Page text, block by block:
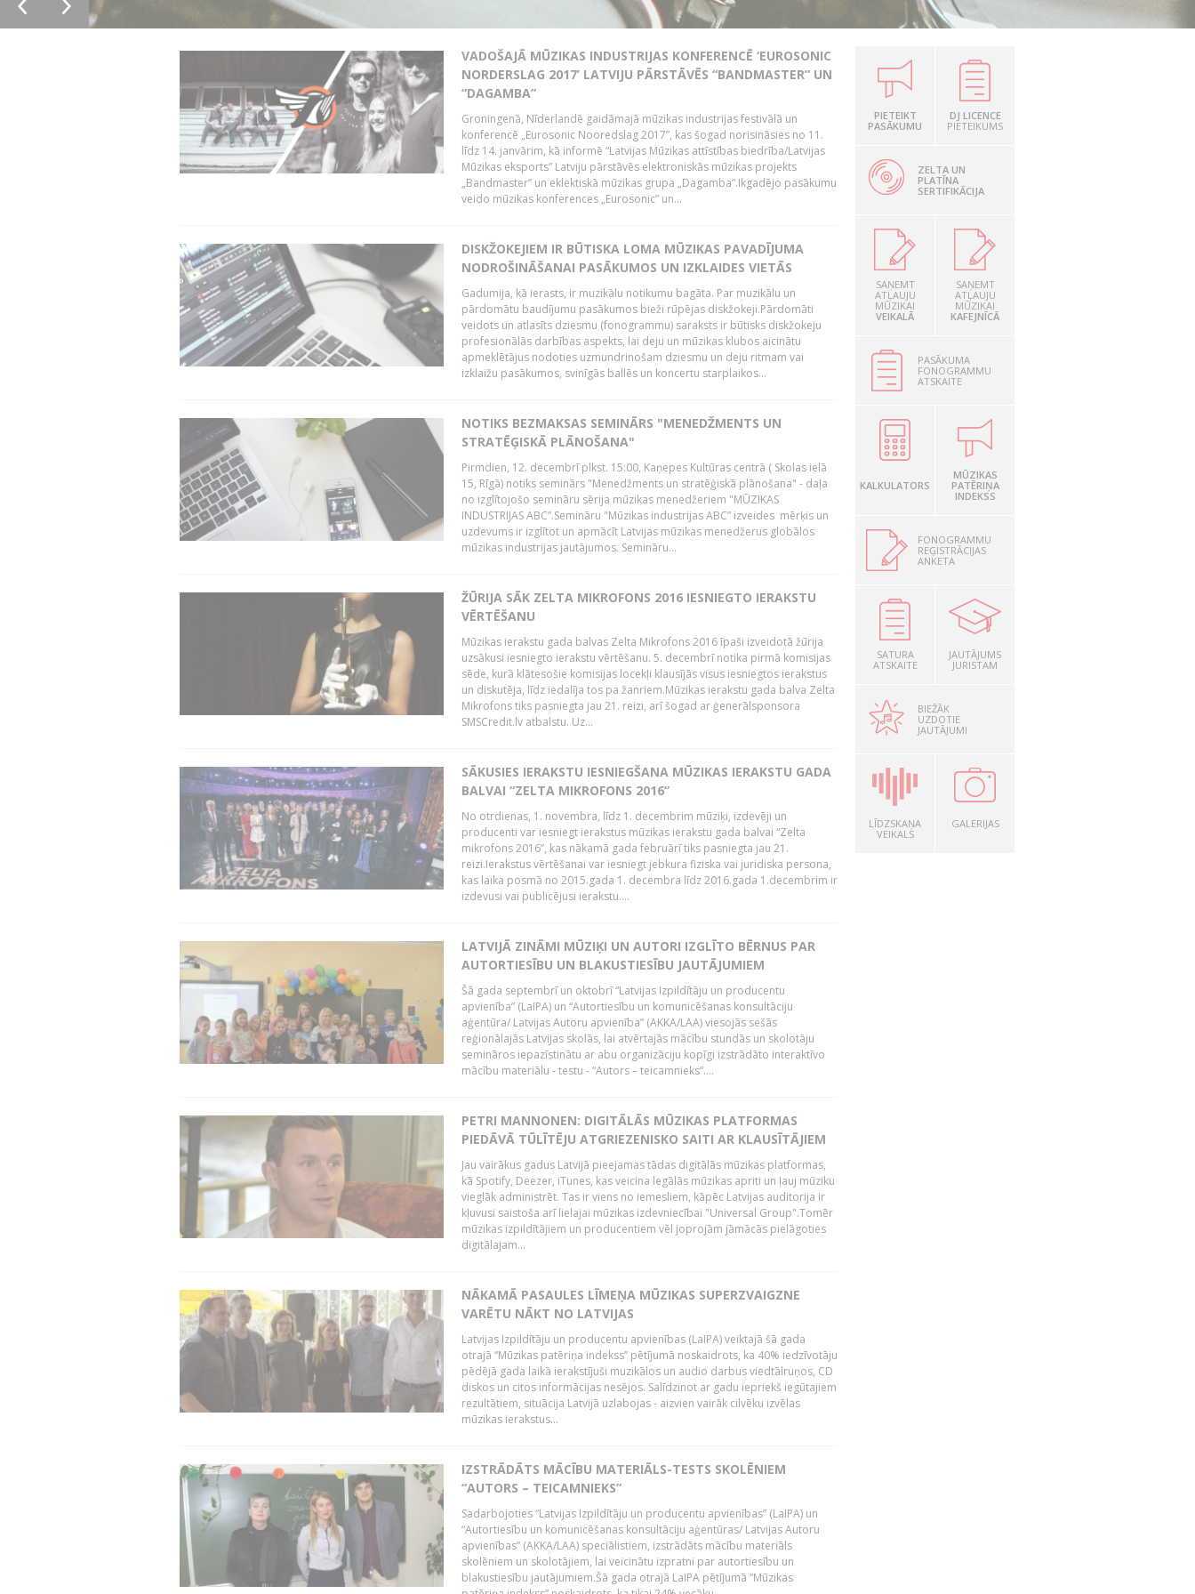
VADOŠAJĀ MŪZIKAS INDUSTRIJAS KONFERENCĒ ‘EUROSONIC
NORDERSLAG 2017’ LATVIJU PĀRSTĀVĒS “BANDMASTER” UN
“DAGAMBA”
Groningenā, Nīderlandē gaidāmajā mūzikas industrijas festivālā un
konferencē „Eurosonic Nooredslag 2017”, kas šogad norisināsies no 11.
līdz 14. janvārim, kā informē “Latvijas Mūzikas attīstības biedrība/Latvijas
Mūzikas eksports” Latviju pārstāvēs elektroniskās mūzikas projekts
„Bandmaster” un eklektiskā mūzikas grupa „Dagamba”.Ikgadējo pasākumu
veido mūzikas konferences „Eurosonic” un...
DISKŽOKEJIEM IR BŪTISKA LOMA MŪZIKAS PAVADĪJUMA
NODROŠINĀŠANAI PASĀKUMOS UN IZKLAIDES VIETĀS
Gadumija, kā ierasts, ir muzikālu notikumu bagāta. Par muzikālu un
pārdomātu baudījumu pasākumos bieži rūpējas diskžokeji.Pārdomāti
veidots un atlasīts dziesmu (fonogrammu) saraksts ir būtisks diskžokeju
profesionālās darbības aspekts, lai deju un mūzikas klubos aicinātu
apmeklētājus nodoties uzmundrinošam dziesmu un deju ritmam vai
izklaižu pasākumos, svinīgās ballēs un koncertu starplaikos...
NOTIKS BEZMAKSAS SEMINĀRS "MENEDŽMENTS UN
STRATĒĢISKĀ PLĀNOŠANA"
Pirmdien, 12. decembrī plkst. 15:00, Kaņepes Kultūras centrā ( Skolas ielā
15, Rīgā) notiks seminārs "Menedžments un stratēģiskā plānošana" - daļa
no izglītojošo semināru sērija mūzikas menedžeriem "MŪZIKAS
INDUSTRIJAS ABC”.Semināru "Mūzikas industrijas ABC” izveides mērķis un
uzdevums ir izglītot un apmācīt Latvijas mūzikas menedžerus globālos
mūzikas industrijas jautājumos. Semināru...
ŽŪRIJA SĀK ZELTA MIKROFONS 2016 IESNIEGTO IERAKSTU
VĒRTĒŠANU
Mūzikas ierakstu gada balvas Zelta Mikrofons 2016 īpaši izveidotā žūrija
uzsākusi iesniegto ierakstu vērtēšanu. 5. decembrī notika pirmā komisijas
sēde, kurā klātesošie komisijas locekļi klausījās visus iesniegtos ierakstus
un diskutēja, līdz iedalīja tos pa žanriem.Mūzikas ierakstu gada balva Zelta
Mikrofons tiks pasniegta jau 21. reizi, arī šogad ar ģenerālsponsora
SMSCredit.lv atbalstu. Uz...
SĀKUSIES IERAKSTU IESNIEGŠANA MŪZIKAS IERAKSTU GADA
BALVAI “ZELTA MIKROFONS 2016”
No otrdienas, 1. novembra, līdz 1. decembrim mūziķi, izdevēji un
producenti var iesniegt ierakstus mūzikas ierakstu gada balvai “Zelta
mikrofons 2016”, kas nākamā gada februārī tiks pasniegta jau 21.
reizi.Ierakstus vērtēšanai var iesniegt jebkura fiziska vai juridiska persona,
kas laika posmā no 2015.gada 1. decembra līdz 2016.gada 1.decembrim ir
izdevusi vai publicējusi ierakstu....
LATVIJĀ ZINĀMI MŪZIĶI UN AUTORI IZGLĪTO BĒRNUS PAR
AUTORTIESĪBU UN BLAKUSTIESĪBU JAUTĀJUMIEM
Šā gada septembrī un oktobrī “Latvijas Izpildītāju un producentu
apvienība” (LaIPA) un “Autortiesību un komunicēšanas konsultāciju
aģentūra/ Latvijas Autoru apvienība” (AKKA/LAA) viesojās sešās
reģionālajās Latvijas skolās, lai atvērtajās mācību stundās un skolotāju
semināros iepazīstinātu ar abu organizāciju kopīgi izstrādāto interaktīvo
mācību materiālu - testu - “Autors – teicamnieks”....
PETRI MANNONEN: DIGITĀLĀS MŪZIKAS PLATFORMAS
PIEDĀVĀ TŪLĪTĒJU ATGRIEZENISKO SAITI AR KLAUSĪTĀJIEM
Jau vairākus gadus Latvijā pieejamas tādas digitālās mūzikas platformas,
kā Spotify, Deezer, iTunes, kas veicina legālās mūzikas apriti un ļauj mūziku
vieglāk administrēt. Tas ir viens no iemesliem, kāpēc Latvijas auditorija ir
kļuvusi saistoša arī lielajai mūzikas izdevniecībai "Universal Group".Tomēr
mūzikas izpildītājiem un producentiem vēl joprojām jāmācās pielāgoties
digitālajam...
NĀKAMĀ PASAULES LĪMEŅA MŪZIKAS SUPERZVAIGZNE
VARĒTU NĀKT NO LATVIJAS
Latvijas Izpildītāju un producentu apvienības (LaIPA) veiktajā šā gada
otrajā “Mūzikas patēriņa indekss” pētījumā noskaidrots, ka 40% iedzīvotāju
pēdējā gada laikā ierakstījuši muzikālos un audio darbus viedtālruņos, CD
diskos un citos informācijas nesējos. Salīdzinot ar gadu iepriekš iegūtajiem
rezultātiem, situācija Latvijā uzlabojas - aizvien vairāk cilvēku izvēlas
mūzikas ierakstus...
IZSTRĀDĀTS MĀCĪBU MATERIĀLS-TESTS SKOLĒNIEM
“AUTORS – TEICAMNIEKS”
Sadarbojoties “Latvijas Izpildītāju un producentu apvienības” (LaIPA) un
“Autortiesību un komunicēšanas konsultāciju aģentūras/ Latvijas Autoru
apvienības” (AKKA/LAA) speciālistiem, izstrādāts mācību materiāls
skolēniem un skolotājiem, lai veicinātu izpratni par autortiesību un
blakustiesību jautājumiem.Šā gada otrajā LaIPA pētījumā “Mūzikas
PIETEIKT
PASĀKUMU
DJ LICENCE
PIETEIKUMS
ZELTA UN
PLATĪNA
SERTIFIKĀCIJA
SAŅEMT
ATĻAUJU
MŪZIKAI
VEIKALĀ
SAŅEMT
ATĻAUJU
MŪZIKAI
KAFEJNĪCĀ
PASĀKUMA
FONOGRAMMU
ATSKAITE
KALKULATORS
MŪZIKAS
PATĒRIŅA
INDEKSS
FONOGRAMMU
REĢISTRĀCIJAS
ANKETA
SATURA
ATSKAITE
JAUTĀJUMS
JURISTAM
BIEŽĀK
UZDOTIE
JAUTĀJUMI
LĪDZSKAŅA
VEIKALS
GALERIJAS